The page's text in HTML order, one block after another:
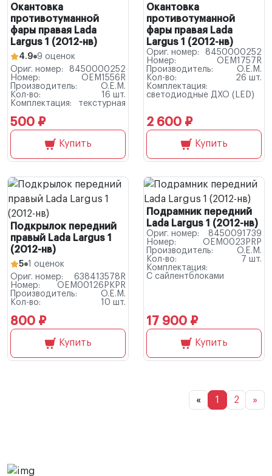
Окантовка
противотуманной
фары правая Lada
Largus 1 (2012-нв)
4.9 9 оценок
Ориг. номер:
8450000252
Номер:
OEM1556R
Производитель:
O.E.M.
Кол-во:
16 шт.
Комплектация:
текстурная
500 ₽
Купить
Окантовка
противотуманной
фары правая Lada
Largus 1 (2012-нв)
Ориг. номер:
8450000252
Номер:
OEM1757R
Производитель:
O.E.M.
Кол-во:
26 шт.
Комплектация:
светодиодные ДХО (LED)
2 600 ₽
Купить
Подкрылок передний
правый Lada Largus 1
(2012-нв)
5 1 оценок
Ориг. номер:
638413578R
Номер:
OEM00126PKPR
Производитель:
O.E.M.
Кол-во:
10 шт.
800 ₽
Купить
Подрамник передний
Lada Largus 1 (2012-нв)
Ориг. номер:
8450091739
Номер:
OEM0023PRP
Производитель:
O.E.M.
Кол-во:
7 шт.
Комплектация:
С сайлентблоками
17 900 ₽
Купить
« 1 2 »